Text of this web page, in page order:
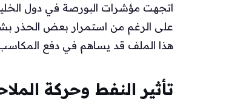
اتجهت مؤشرات البورصة في دول
على الرغم من استمرار بعض الحذر
هذا الملف قد يساهم في دفع
تأثير النفط وحركة